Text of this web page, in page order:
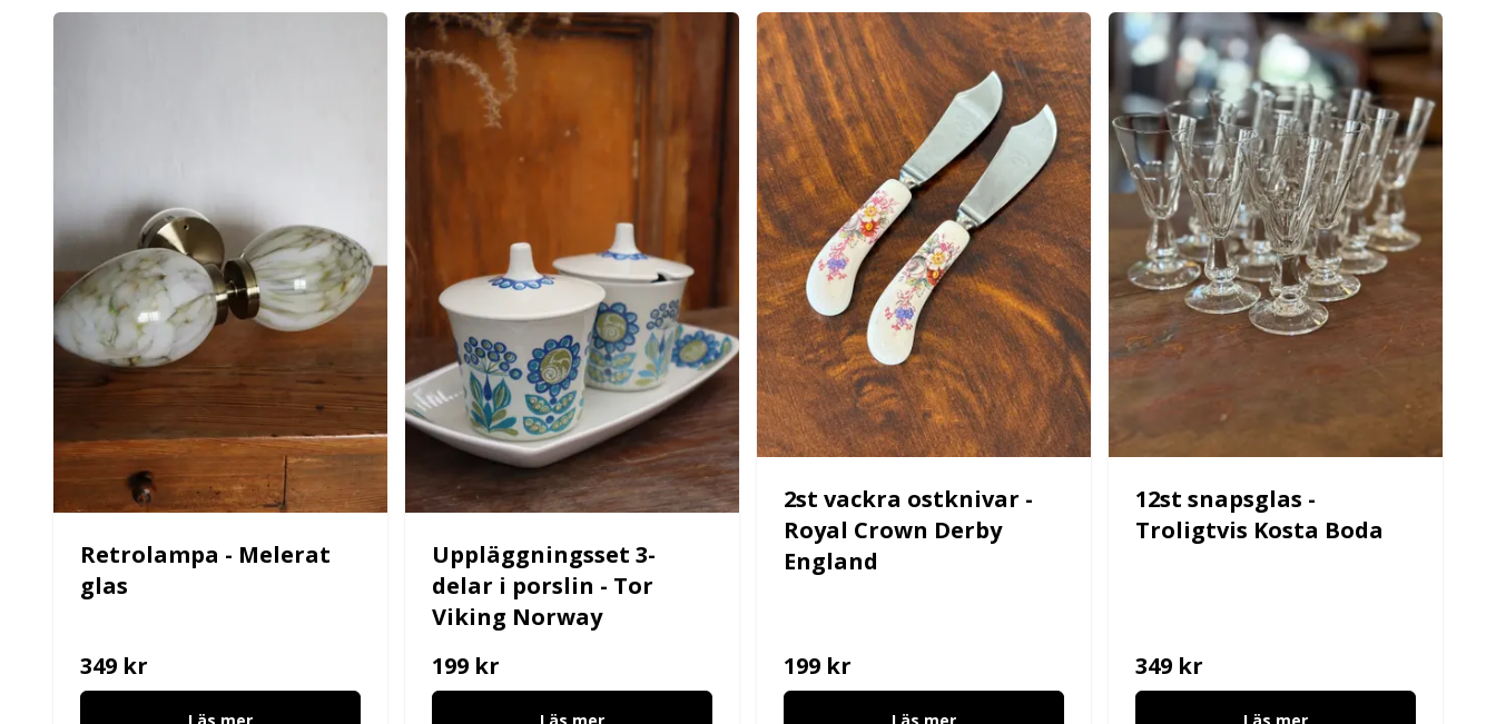
Retrolampa - Melerat
glas
349 kr
Uppläggningsset 3-
delar i porslin - Tor
Viking Norway
199 kr
2st vackra ostknivar -
Royal Crown Derby
England
199 kr
12st snapsglas -
Troligtvis Kosta Boda
349 kr